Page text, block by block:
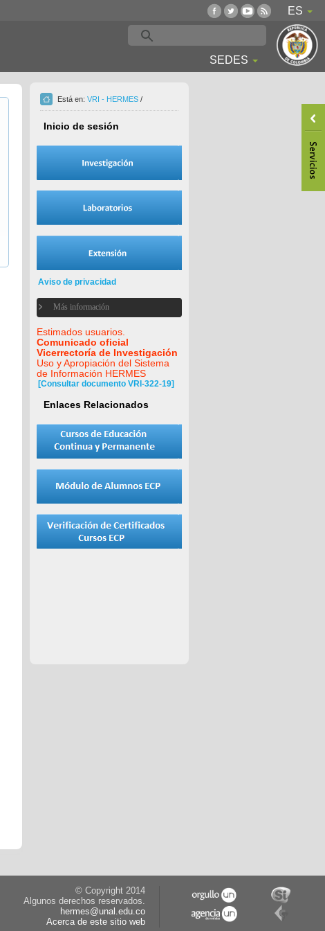
ES
SEDES
Está en: VRI - HERMES /
Inicio de sesión
Aviso de privacidad
Más información
Estimados usuarios.
Comunicado oficial
Vicerrectoría de Investigación
Uso y Apropiación del Sistema
de Información HERMES
[Consultar documento VRI-322-19]
Enlaces Relacionados
© Copyright 2014
Algunos derechos reservados.
hermes@unal.edu.co
Acerca de este sitio web